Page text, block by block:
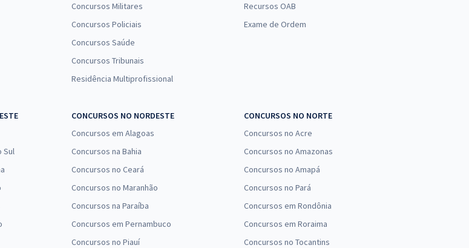
Concursos Militares
Concursos Policiais
Concursos Saúde
Concursos Tribunais
Residência Multiprofissional
Recursos OAB
Exame de Ordem
Sul
CONCURSOS NO NORDESTE
Concursos em Alagoas
Concursos na Bahia
Concursos no Ceará
Concursos no Maranhão
Concursos na Paraíba
Concursos em Pernambuco
Concursos no Piauí
CONCURSOS NO NORTE
Concursos no Acre
Concursos no Amazonas
Concursos no Amapá
Concursos no Pará
Concursos em Rondônia
Concursos em Roraima
Concursos no Tocantins